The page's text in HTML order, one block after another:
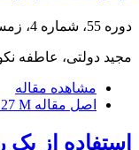
دوره 55، شماره 4، زمستان 1403، صفحه
مجید دولتی، عاطفه
مشاهده مقاله
اصل مقاله M